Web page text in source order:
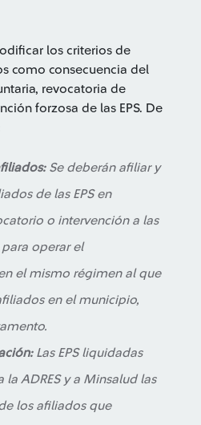
los criterios de
como consecuencia del
revocatoria de
forzosa de las EPS. De
Se deberán afiliar y
de las EPS en
o intervención a las
para operar el
el mismo régimen al que
en el municipio,
Las EPS liquidadas
la ADRES y a Minsalud las
los afiliados que